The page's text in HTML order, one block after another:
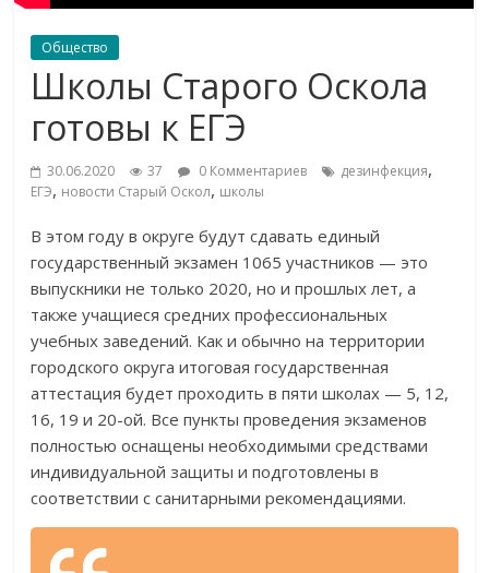
Общество
Школы Старого Оскола
готовы к ЕГЭ
30.06.2020 37 0 Комментариев дезинфекция,
ЕГЭ, новости Старый Оскол, школы
В этом году в округе будут сдавать единый
государственный экзамен 1065 участников — это
выпускники не только 2020, но и прошлых лет, а
также учащиеся средних профессиональных
учебных заведений. Как и обычно на территории
городского округа итоговая государственная
аттестация будет проходить в пяти школах — 5, 12,
16, 19 и 20-ой. Все пункты проведения экзаменов
полностью оснащены необходимыми средствами
индивидуальной защиты и подготовлены в
соответствии с санитарными рекомендациями.